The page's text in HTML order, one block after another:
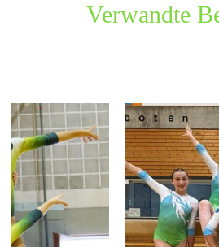
Verwandte